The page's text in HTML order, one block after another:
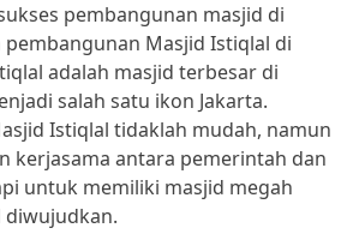
pembangunan masjid di
Masjid Istiqlal di
adalah masjid terbesar di
salah satu ikon Jakarta.
Istiqlal tidaklah mudah, namun
kerjasama antara pemerintah dan
untuk memiliki masjid megah